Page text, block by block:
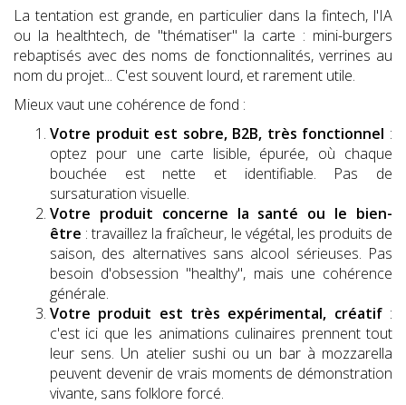
La tentation est grande, en particulier dans la fintech, l'IA
ou la healthtech, de "thématiser" la carte : mini-burgers
rebaptisés avec des noms de fonctionnalités, verrines au
nom du projet... C'est souvent lourd, et rarement utile.
Mieux vaut une cohérence de fond :
Votre produit est sobre, B2B, très fonctionnel :
optez pour une carte lisible, épurée, où chaque
bouchée est nette et identifiable. Pas de
sursaturation visuelle.
Votre produit concerne la santé ou le bien-
être : travaillez la fraîcheur, le végétal, les produits de
saison, des alternatives sans alcool sérieuses. Pas
besoin d'obsession "healthy", mais une cohérence
générale.
Votre produit est très expérimental, créatif:
c'est ici que les animations culinaires prennent tout
leur sens. Un atelier sushi ou un bar à mozzarella
peuvent devenir de vrais moments de démonstration
vivante, sans folklore forcé.